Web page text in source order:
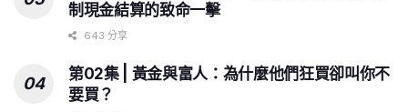
制現金結算的致命一擊
643 分享
第02集 | 黃金與富人：為什麼他們狂買卻叫你不
要買？